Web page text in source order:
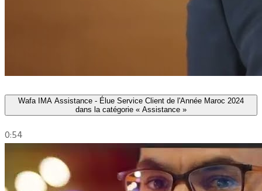
Wafa IMA Assistance - Élue Service Client de l'Année Maroc 2024
dans la catégorie « Assistance »
0:54